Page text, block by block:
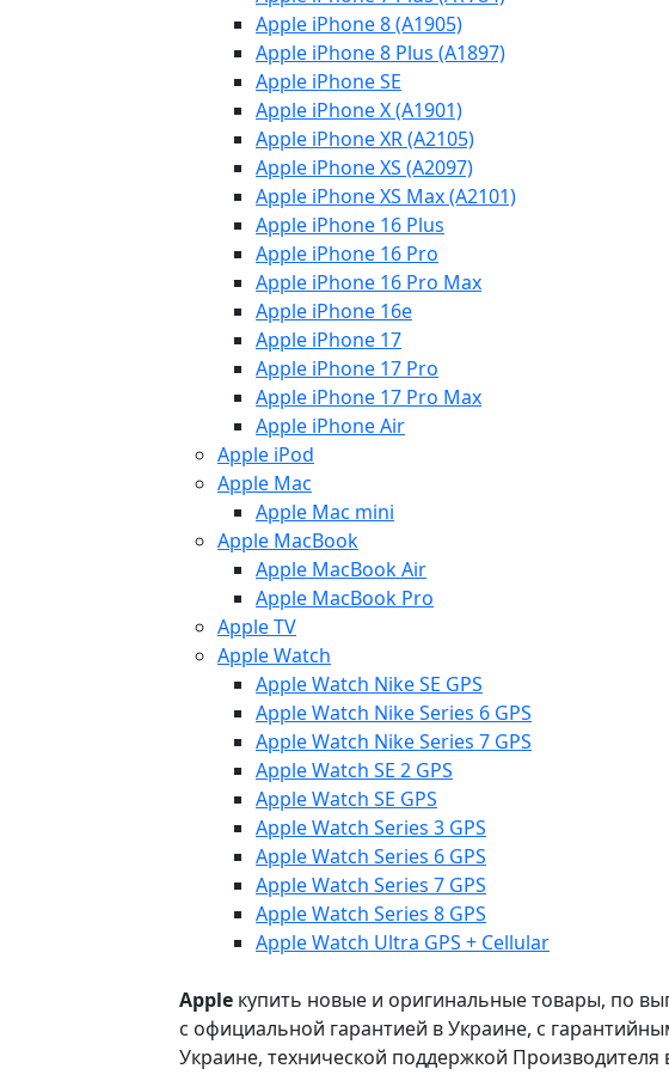
Apple iPhone 8 (A1905)
Apple iPhone 8 Plus (A1897)
Apple iPhone SE
Apple iPhone X (A1901)
Apple iPhone XR (A2105)
Apple iPhone XS (A2097)
Apple iPhone XS Max (A2101)
Apple iPhone 16 Plus
Apple iPhone 16 Pro
Apple iPhone 16 Pro Max
Apple iPhone 16e
Apple iPhone 17
Apple iPhone 17 Pro
Apple iPhone 17 Pro Max
Apple iPhone Air
Apple iPod
Apple Mac
Apple Mac mini
Apple MacBook
Apple MacBook Air
Apple MacBook Pro
Apple TV
Apple Watch
Apple Watch Nike SE GPS
Apple Watch Nike Series 6 GPS
Apple Watch Nike Series 7 GPS
Apple Watch SE 2 GPS
Apple Watch SE GPS
Apple Watch Series 3 GPS
Apple Watch Series 6 GPS
Apple Watch Series 7 GPS
Apple Watch Series 8 GPS
Apple Watch Ultra GPS + Cellular
Apple купить новые и оригинальные товары, по
с официальной гарантией в Украине, с
Украине, технической поддержкой